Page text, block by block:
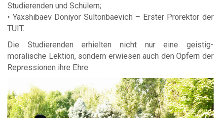
Studierenden und Schülern;
• Yaxshibaev Doniyor Sultonbaevich – Erster Prorektor der
TUIT.
Die Studierenden erhielten nicht nur eine geistig-
moralische Lektion, sondern erwiesen auch den Opfern der
Repressionen ihre Ehre.